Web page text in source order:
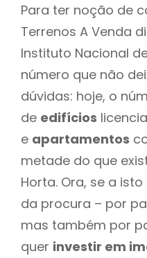
Para ter noção de
Terrenos A Venda
Instituto Nacional
número que não
dúvidas: hoje, o
de edifícios
e apartamentos
metade do que
Horta. Ora, se a
da procura – por
mas também por
quer investir em